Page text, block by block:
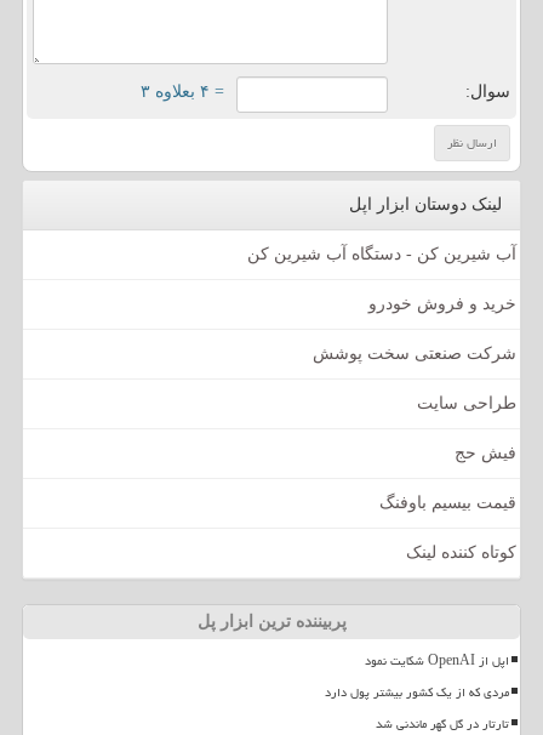
سوال: = ۴ بعلاوه ۳
لینک دوستان ابزار اپل
آب شیرین کن - دستگاه آب شیرین کن
خرید و فروش خودرو
شرکت صنعتی سخت پوشش
طراحی سایت
فیش حج
قیمت بیسیم باوفنگ
کوتاه کننده لینک
پربیننده ترین ابزار پل
اپل از OpenAI شکایت نمود
مردی که از یک کشور بیشتر پول دارد
تارتار در گل گهر ماندنی شد